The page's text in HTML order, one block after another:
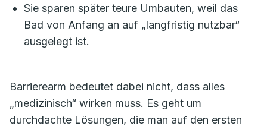
Sie sparen später teure Umbauten, weil das
Bad von Anfang an auf „langfristig nutzbar“
ausgelegt ist.
Barrierearm bedeutet dabei nicht, dass alles
„medizinisch“ wirken muss. Es geht um
durchdachte Lösungen, die man auf den ersten